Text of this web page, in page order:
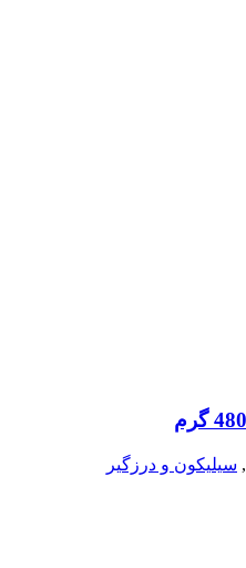
, سیلیکون و درزگیر